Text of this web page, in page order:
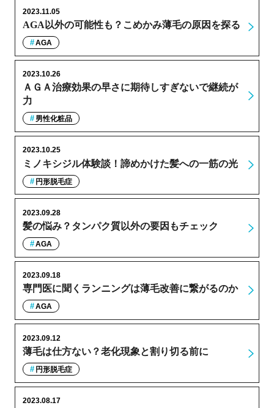
AGA以外の可能性も？こめかみ薄毛の原因を探る
2023.11.05
AGA
ＡＧＡ治療効果の早さに期待しすぎないで継続が
力
2023.10.26
男性化粧品
ミノキシジル体験談！諦めかけた髪への一筋の光
2023.10.25
円形脱毛症
髪の悩み？タンパク質以外の要因もチェック
2023.09.28
AGA
専門医に聞くランニングは薄毛改善に繋がるのか
2023.09.18
AGA
薄毛は仕方ない？老化現象と割り切る前に
2023.09.12
円形脱毛症
2023.08.17